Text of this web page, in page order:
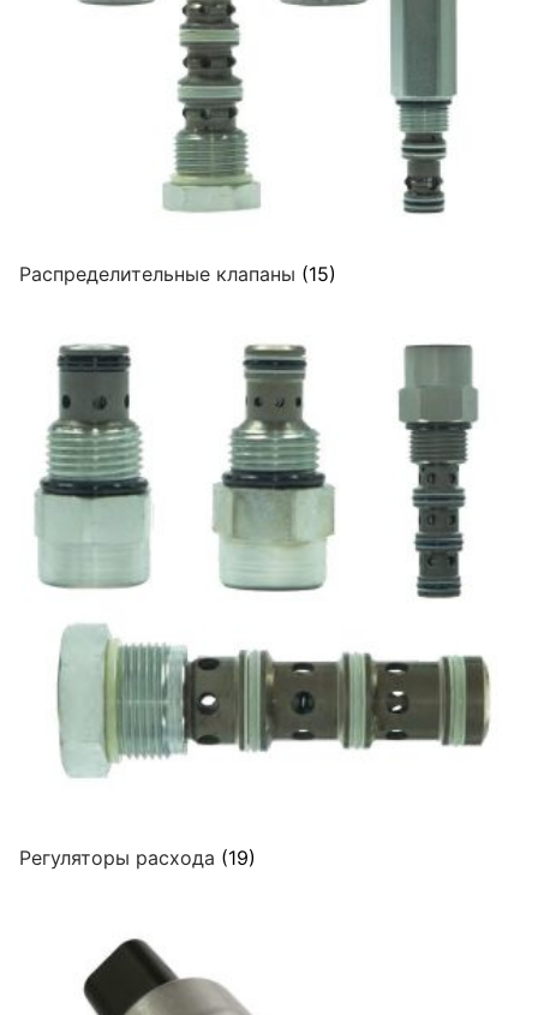
Распределительные клапаны (15)
Регуляторы расхода (19)